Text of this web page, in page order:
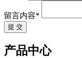
留言内容*
提 交
产品中心